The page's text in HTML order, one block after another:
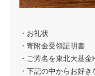
・お礼状
・寄附金受領証明書
・ご芳名を東北大基金
・下記の中からお好